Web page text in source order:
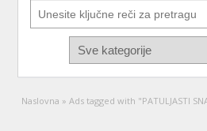
Naslovna » Ads tagged with "PATULJASTI